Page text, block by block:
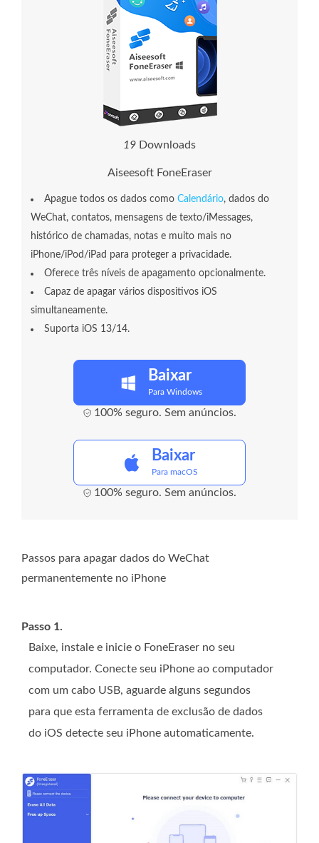
19 Downloads
Aiseesoft FoneEraser
Apague todos os dados como Calendário, dados do
WeChat, contatos, mensagens de texto/iMessages,
histórico de chamadas, notas e muito mais no
iPhone/iPod/iPad para proteger a privacidade.
Oferece três níveis de apagamento opcionalmente.
Capaz de apagar vários dispositivos iOS
simultaneamente.
Suporta iOS 13/14.
Baixar
Para Windows
100% seguro. Sem anúncios.
Baixar
Para macOS
100% seguro. Sem anúncios.
Passos para apagar dados do WeChat
permanentemente no iPhone
Passo 1.
Baixe, instale e inicie o FoneEraser no seu
computador. Conecte seu iPhone ao computador
com um cabo USB, aguarde alguns segundos
para que esta ferramenta de exclusão de dados
do iOS detecte seu iPhone automaticamente.